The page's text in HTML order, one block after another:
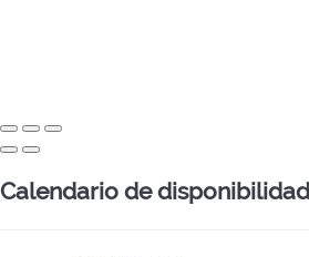
Calendario de disponibilidad